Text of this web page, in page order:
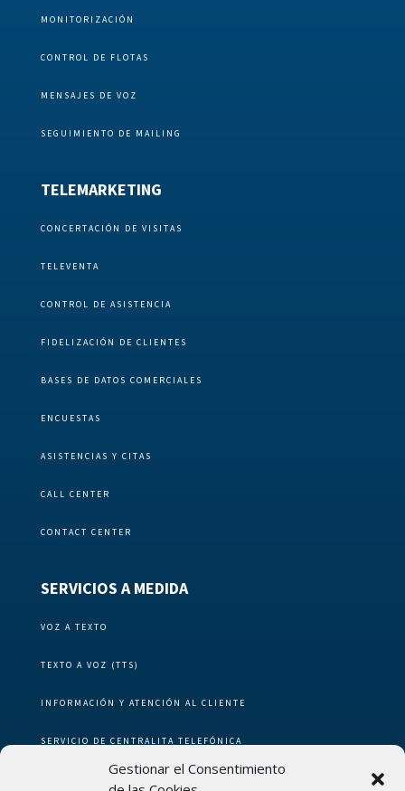
Gestionar el Consentimiento
MONITORIZACIÓN
CONTROL DE FLOTAS
MENSAJES DE VOZ
SEGUIMIENTO DE MAILING
TELEMARKETING
CONCERTACIÓN DE VISITAS
TELEVENTA
CONTROL DE ASISTENCIA
FIDELIZACIÓN DE CLIENTES
BASES DE DATOS COMERCIALES
ENCUESTAS
ASISTENCIAS Y CITAS
CALL CENTER
CONTACT CENTER
SERVICIOS A MEDIDA
VOZ A TEXTO
TEXTO A VOZ (TTS)
INFORMACIÓN Y ATENCIÓN AL CLIENTE
SERVICIO DE CENTRALITA TELEFÓNICA